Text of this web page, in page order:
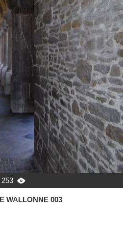
253 
WALLONNE 003